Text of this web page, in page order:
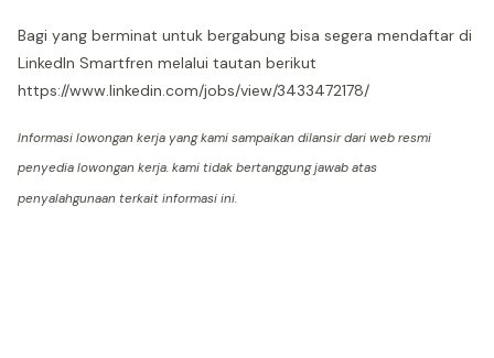
Bagi yang berminat untuk bergabung bisa segera mendaftar di
LinkedIn Smartfren melalui tautan berikut
https://www.linkedin.com/jobs/view/3433472178/
Informasi lowongan kerja yang kami sampaikan dilansir dari web resmi
penyedia lowongan kerja. kami tidak bertanggung jawab atas
penyalahgunaan terkait informasi ini.